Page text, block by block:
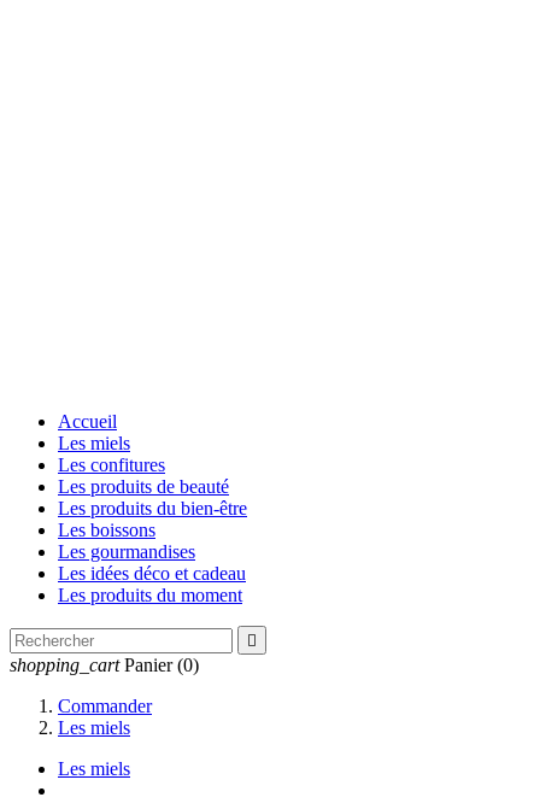
Accueil
Les miels
Les confitures
Les produits de beauté
Les produits du bien-être
Les boissons
Les gourmandises
Les idées déco et cadeau
Les produits du moment

shopping_cart Panier (0)
Commander
Les miels
Les miels